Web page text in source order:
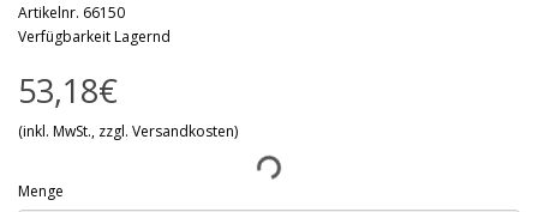
Artikelnr. 66150
Verfügbarkeit Lagernd
53,18€
(inkl. MwSt., zzgl. Versandkosten)
Menge